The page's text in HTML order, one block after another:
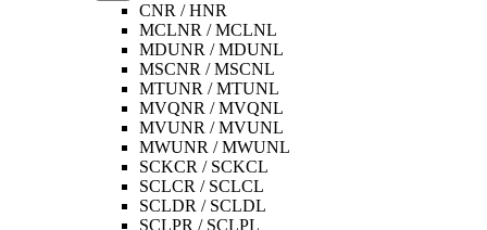
CNR / HNR
MCLNR / MCLNL
MDUNR / MDUNL
MSCNR / MSCNL
MTUNR / MTUNL
MVQNR / MVQNL
MVUNR / MVUNL
MWUNR / MWUNL
SCKCR / SCKCL
SCLCR / SCLCL
SCLDR / SCLDL
SCLPR / SCLPL